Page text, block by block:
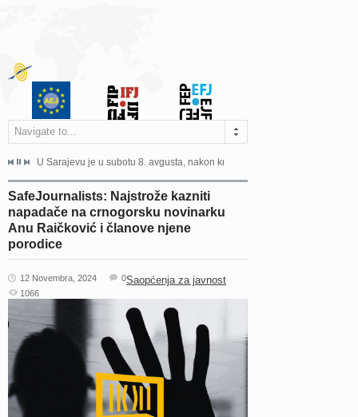
Navigate to...
na zahtjeve za pristup informacijama u zakonskom...
U Sarajevu je u subotu 8. avgusta, nakon kraće bolesti, preminuo
SafeJournalists: Najstrože kazniti
napadače na crnogorsku novinarku
Anu Raičković i članove njene
porodice
12 Novembra, 2024 Saopćenja za javnost
0
1066